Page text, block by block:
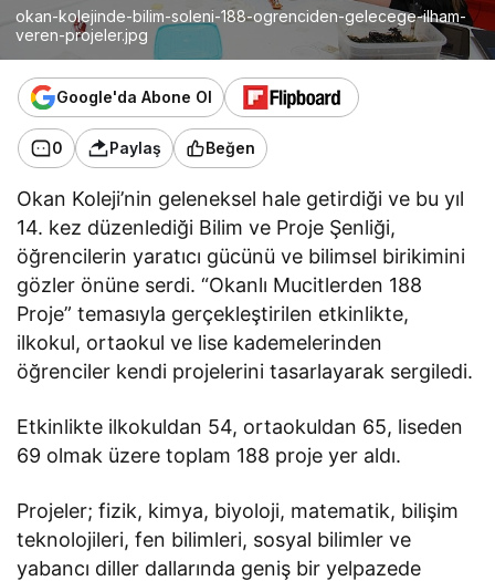
okan-kolejinde-bilim-soleni-188-ogrenciden-gelecege-ilham-
veren-projeler.jpg
Google'da Abone Ol
0 Paylaş Beğen
Okan Koleji’nin geleneksel hale getirdiği ve bu yıl
14. kez düzenlediği Bilim ve Proje Şenliği,
öğrencilerin yaratıcı gücünü ve bilimsel birikimini
gözler önüne serdi. “Okanlı Mucitlerden 188
Proje” temasıyla gerçekleştirilen etkinlikte,
ilkokul, ortaokul ve lise kademelerinden
öğrenciler kendi projelerini tasarlayarak sergiledi.
Etkinlikte ilkokuldan 54, ortaokuldan 65, liseden
69 olmak üzere toplam 188 proje yer aldı.
Projeler; fizik, kimya, biyoloji, matematik, bilişim
teknolojileri, fen bilimleri, sosyal bilimler ve
yabancı diller dallarında geniş bir yelpazede